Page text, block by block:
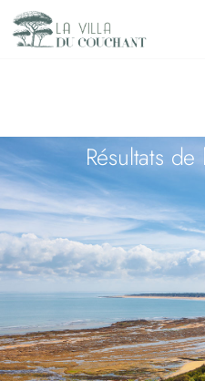
Résultats